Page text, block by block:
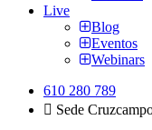
Live
Blog
Eventos
Webinars
610 280 789
Sede